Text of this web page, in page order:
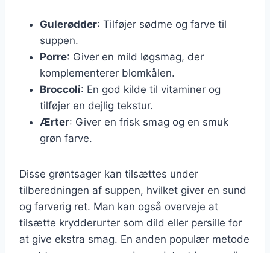
Gulerødder: Tilføjer sødme og farve til
suppen.
Porre: Giver en mild løgsmag, der
komplementerer blomkålen.
Broccoli: En god kilde til vitaminer og
tilføjer en dejlig tekstur.
Ærter: Giver en frisk smag og en smuk
grøn farve.
Disse grøntsager kan tilsættes under
tilberedningen af suppen, hvilket giver en sund
og farverig ret. Man kan også overveje at
tilsætte krydderurter som dild eller persille for
at give ekstra smag. En anden populær metode